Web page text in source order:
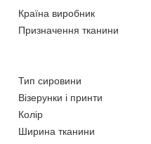
Країна виробник
Призначення тканини
Тип сировини
Візерунки і принти
Колір
Ширина тканини